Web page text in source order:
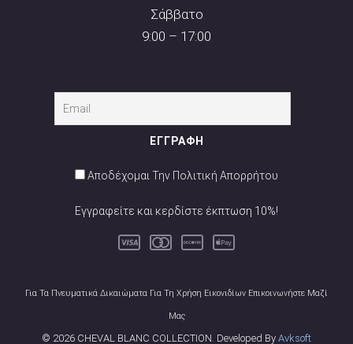
Σάββατο
9:00 – 17:00
Αποδέχομαι Την Πολιτική Απορρήτου
Εγγραφείτε και κερδίστε έκπτωση 10%!
Για Τα Πνευματικά Δικαιώματα Για Τη Χρήση Εικονιδίων Επικοινωνήστε Μαζί
Μας
© 2026 CHEVAL BLANC COLLECTION. Developed By Avksoft